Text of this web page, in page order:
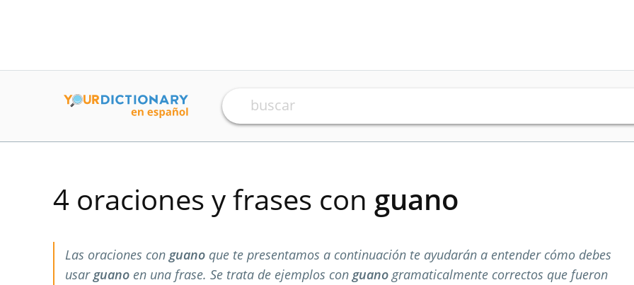
4 oraciones y frases con guano
Las oraciones con guano que te presentamos a continuación te ayudarán a entender cómo debes
usarguano en una frase. Se trata de ejemplos con guanogramaticalmente correctos que fueron